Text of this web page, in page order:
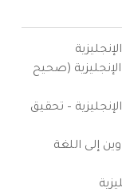
(صحيح
– تحقيق
إلى اللغة